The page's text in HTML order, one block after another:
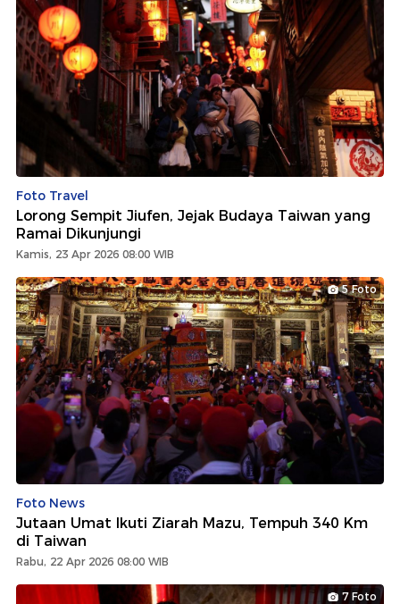
Foto Travel
Lorong Sempit Jiufen, Jejak Budaya Taiwan yang
Ramai Dikunjungi
Kamis, 23 Apr 2026 08:00 WIB
5 Foto
Foto News
Jutaan Umat Ikuti Ziarah Mazu, Tempuh 340 Km
di Taiwan
Rabu, 22 Apr 2026 08:00 WIB
7 Foto